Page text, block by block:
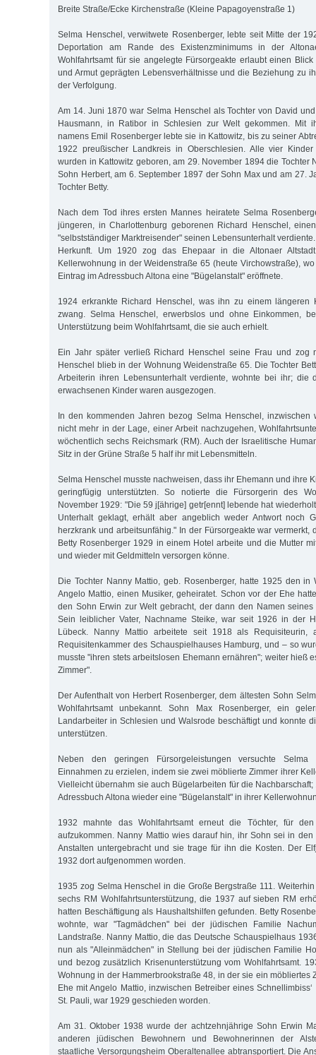
Breite Straße/Ecke Kirchenstraße (Kleine Papagoyenstraße 1)
Selma Henschel, verwitwete Rosenberger, lebte seit Mitte der
Deportation am Rande des Existenzminimums in der
Wohlfahrtsamt für sie angelegte Fürsorgeakte erlaubt einen
und Armut geprägten Lebensverhältnisse und die Beziehung zu
der Verfolgung.
Am 14. Juni 1870 war Selma Henschel als Tochter von David
Hausmann, in Ratibor in Schlesien zur Welt gekommen. Mit
namens Emil Rosenberger lebte sie in Kattowitz, bis zu seiner
1922 preußischer Landkreis in Oberschlesien. Alle vier
wurden in Kattowitz geboren, am 29. November 1894 die Tochter
Sohn Herbert, am 6. September 1897 der Sohn Max und am 27.
Tochter Betty.
Nach dem Tod ihres ersten Mannes heiratete Selma
jüngeren, in Charlottenburg geborenen Richard Henschel,
"selbstständiger Marktreisender" seinen Lebensunterhalt
Herkunft. Um 1920 zog das Ehepaar in die Altonaer
Kellerwohnung in der Weidenstraße 65 (heute Virchowstraße),
Eintrag im Adressbuch Altona eine "Bügelanstalt" eröffnete.
1924 erkrankte Richard Henschel, was ihn zu einem längeren
zwang. Selma Henschel, erwerbslos und ohne Einkommen,
Unterstützung beim Wohlfahrtsamt, die sie auch erhielt.
Ein Jahr später verließ Richard Henschel seine Frau und zog
Henschel blieb in der Wohnung Weidenstraße 65. Die Tochter
Arbeiterin ihren Lebensunterhalt verdiente, wohnte bei ihr; die
erwachsenen Kinder waren ausgezogen.
In den kommenden Jahren bezog Selma Henschel, inzwischen
nicht mehr in der Lage, einer Arbeit nachzugehen,
wöchentlich sechs Reichsmark (RM). Auch der Israelitische
Sitz in der Grüne Straße 5 half ihr mit Lebensmitteln.
Selma Henschel musste nachweisen, dass ihr Ehemann und ihre
geringfügig unterstützten. So notierte die Fürsorgerin des
November 1929: "Die 59 j[ährige] getr[ennt] lebende hat
Unterhalt geklagt, erhält aber angeblich weder Antwort noch
herzkrank und arbeitsunfähig." In der Fürsorgeakte war vermerkt,
Betty Rosenberger 1929 in einem Hotel arbeite und die Mutter
und wieder mit Geldmitteln versorgen könne.
Die Tochter Nanny Mattio, geb. Rosenberger, hatte 1925 den in
Angelo Mattio, einen Musiker, geheiratet. Schon vor der Ehe
den Sohn Erwin zur Welt gebracht, der dann den Namen seines
Sein leiblicher Vater, Nachname Steike, war seit 1926 in der
Lübeck. Nanny Mattio arbeitete seit 1918 als Requisiteurin,
Requisitenkammer des Schauspielhauses Hamburg, und – so
musste "ihren stets arbeitslosen Ehemann ernähren"; weiter hieß
Zimmer".
Der Aufenthalt von Herbert Rosenberger, dem ältesten Sohn
Wohlfahrtsamt unbekannt. Sohn Max Rosenberger, ein
Landarbeiter in Schlesien und Walsrode beschäftigt und konnte
unterstützen.
Neben den geringen Fürsorgeleistungen versuchte Selma
Einnahmen zu erzielen, indem sie zwei möblierte Zimmer ihrer
Vielleicht übernahm sie auch Bügelarbeiten für die
Adressbuch Altona wieder eine "Bügelanstalt" in ihrer
1932 mahnte das Wohlfahrtsamt erneut die Töchter, für
aufzukommen. Nanny Mattio wies darauf hin, ihr Sohn sei in den
Anstalten untergebracht und sie trage für ihn die Kosten. Der
1932 dort aufgenommen worden.
1935 zog Selma Henschel in die Große Bergstraße 111.
sechs RM Wohlfahrtsunterstützung, die 1937 auf sieben RM
hatten Beschäftigung als Haushaltshilfen gefunden. Betty
wohnte, war "Tagmädchen" bei der jüdischen Familie
Landstraße. Nanny Mattio, die das Deutsche Schauspielhaus
nun als "Alleinmädchen" in Stellung bei der jüdischen Familie
und bezog zusätzlich Krisenunterstützung vom Wohlfahrtsamt.
Wohnung in der Hammerbrookstraße 48, in der sie ein möbliertes
Ehe mit Angelo Mattio, inzwischen Betreiber eines
St. Pauli, war 1929 geschieden worden.
Am 31. Oktober 1938 wurde der achtzehnjährige Sohn Erwin
anderen jüdischen Bewohnern und Bewohnerinnen der
staatliche Versorgungsheim Oberaltenallee abtransportiert. Die